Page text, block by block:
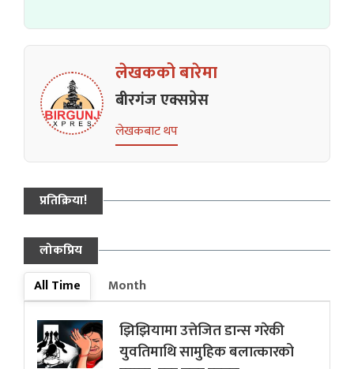
लेखकको बारेमा
बीरगंज एक्सप्रेस
लेखकबाट थप
प्रतिक्रिया!
लोकप्रिय
All Time
Month
झिझियामा उत्तेजित डान्स गरेकी
युवतिमाथि सामुहिक बलात्कारको